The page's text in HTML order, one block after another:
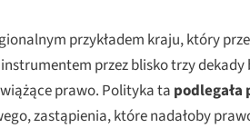
przykładem kraju, który
przez blisko trzy dekady
prawo. Polityka ta podlegała
zastąpienia, które nadałoby